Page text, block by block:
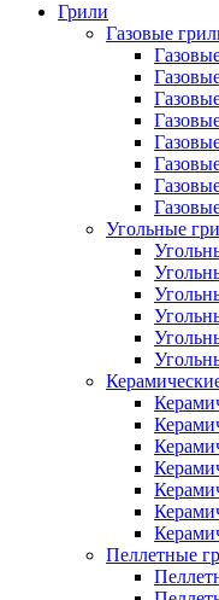
Грили
Газовые
Угольные
Пеллетные